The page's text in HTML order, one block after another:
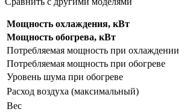
Мощность охлаждения, кВт
Мощность обогрева, кВт
Потребляемая мощность при охлаждении
Потребляемая мощность при обогреве
Уровень шума при обогреве
Расход воздуха (максимальный)
Вес